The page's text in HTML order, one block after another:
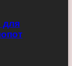
для